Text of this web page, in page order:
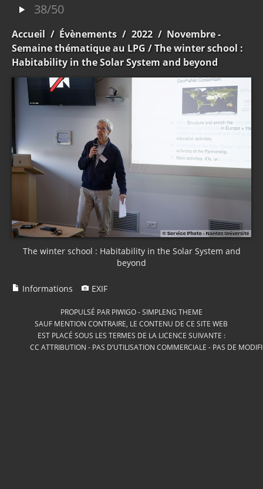
38/50
Accueil / Évènements / 2022 / Novembre -
Semaine thématique au LPG / The winter school :
Habitability in the Solar System and beyond
The winter school : Habitability in the Solar System and
beyond
Informations EXIF
PROPULSÉ PAR PIWIGO-SIMPLENG THEME
SAUF MENTION CONTRAIRE, LE CONTENU DE CE SITE WEB
EST PLACÉ SOUS LES TERMES DE LA LICENCE SUIVANTE :
CC ATTRIBUTION - PAS D’UTILISATION COMMERCIALE - PAS DE